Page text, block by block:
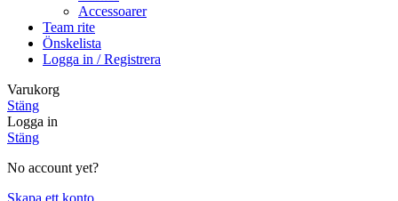
Accessoarer
Team rite
Önskelista
Logga in / Registrera
Varukorg
Stäng
Logga in
Stäng
No account yet?
Skapa ett konto